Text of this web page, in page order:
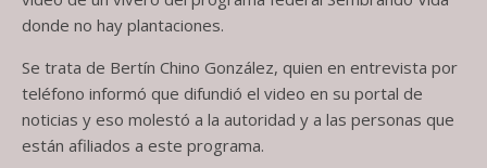
donde no hay plantaciones.
Se trata de Bertín Chino González, quien en entrevista por
teléfono informó que difundió el video en su portal de
noticias y eso molestó a la autoridad y a las personas que
están afiliados a este programa.